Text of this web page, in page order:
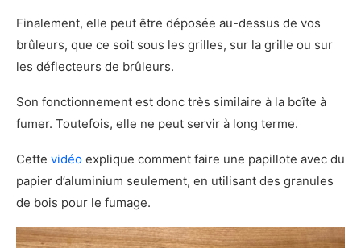
Finalement, elle peut être déposée au-dessus de vos
brûleurs, que ce soit sous les grilles, sur la grille ou sur
les déflecteurs de brûleurs.
Son fonctionnement est donc très similaire à la boîte à
fumer. Toutefois, elle ne peut servir à long terme.
Cette vidéo explique comment faire une papillote avec du
papier d’aluminium seulement, en utilisant des granules
de bois pour le fumage.